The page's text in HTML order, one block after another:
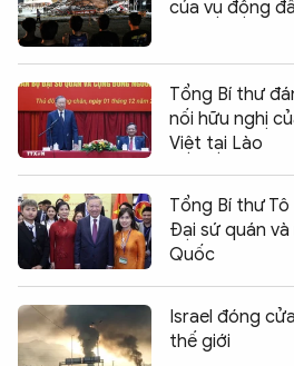
VĂN HÓA - THỂ THAO
BẠN ĐỌC & CAND
ĐA PHƯƠNG TIỆN
eMagazine
Video
Infographic
Chuyên trangAn ninh thế giớiVăn nghệ
của vụ động
Tổng Bí thư
nối hữu nghị
Việt tại Lào
Tổng Bí thư
Đại sứ quán
Quốc
Israel đóng
thế giới